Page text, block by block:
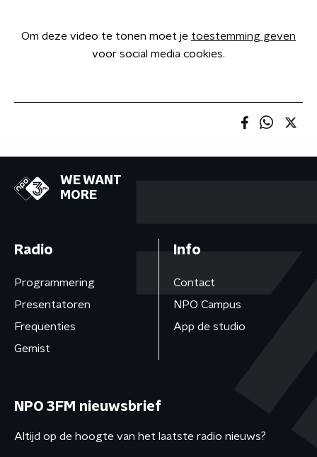
Om deze video te tonen moet je toestemming geven
voor social media cookies.
WE WANT
MORE
Radio
Programmering
Presentatoren
Frequenties
Gemist
Info
Contact
NPO Campus
App de studio
NPO 3FM nieuwsbrief
Altijd op de hoogte van het laatste radio nieuws?